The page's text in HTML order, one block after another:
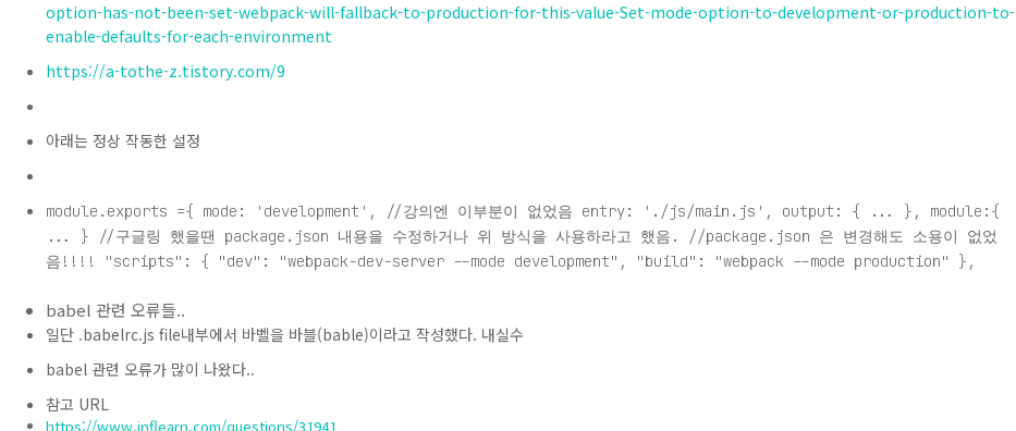
option-has-not-been-set-webpack-will-fallback-to-production-for-this-value-Set-mode-option-to-development-or-production-to-
enable-defaults-for-each-environment
https://a-tothe-z.tistory.com/9
아래는 정상 작동한 설정
module.exports ={ mode: 'development', //강의엔 이부분이 없었음 entry: './js/main.js', output: { ... }, module:{
... } //구글링 했을땐 package.json 내용을 수정하거나 위 방식을 사용하라고 했음. //package.json 은 변경해도 소용이 없었
음!!!! "scripts": { "dev": "webpack-dev-server --mode development", "build": "webpack --mode production" },
babel 관련 오류들..
일단 .babelrc.js file내부에서 바벨을 바블(bable)이라고 작성했다. 내실수
babel 관련 오류가 많이 나왔다..
참고 URL
https://www.inflearn.com/questions/31941